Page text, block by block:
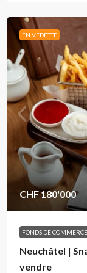
EN VEDETTE
CHF 180'000
FONDS DE COMMERCE
Neuchâtel |
vendre